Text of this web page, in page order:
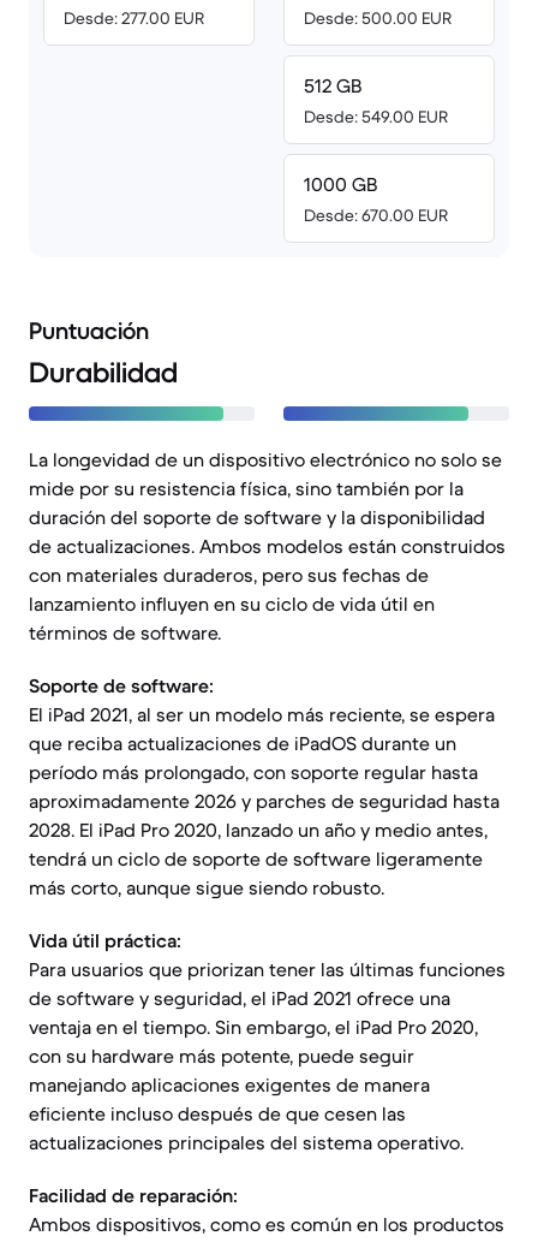
Desde: 277.00 EUR Desde: 500.00 EUR
512 GB
Desde: 549.00 EUR
1000 GB
Desde: 670.00 EUR
Puntuación
Durabilidad
La longevidad de un dispositivo electrónico no solo se
mide por su resistencia física, sino también por la
duración del soporte de software y la disponibilidad
de actualizaciones. Ambos modelos están construidos
con materiales duraderos, pero sus fechas de
lanzamiento influyen en su ciclo de vida útil en
términos de software.
Soporte de software:
El iPad 2021, al ser un modelo más reciente, se espera
que reciba actualizaciones de iPadOS durante un
período más prolongado, con soporte regular hasta
aproximadamente 2026 y parches de seguridad hasta
2028. El iPad Pro 2020, lanzado un año y medio antes,
tendrá un ciclo de soporte de software ligeramente
más corto, aunque sigue siendo robusto.
Vida útil práctica:
Para usuarios que priorizan tener las últimas funciones
de software y seguridad, el iPad 2021 ofrece una
ventaja en el tiempo. Sin embargo, el iPad Pro 2020,
con su hardware más potente, puede seguir
manejando aplicaciones exigentes de manera
eficiente incluso después de que cesen las
actualizaciones principales del sistema operativo.
Facilidad de reparación:
Ambos dispositivos, como es común en los productos